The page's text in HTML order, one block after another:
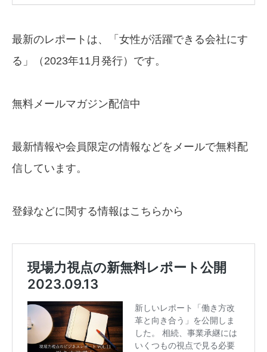
最新のレポートは、「女性が活躍できる会社にす
る」（2023年11月発行）です。
無料メールマガジン配信中
最新情報や会員限定の情報などをメールで無料配
信しています。
登録などに関する情報はこちらから